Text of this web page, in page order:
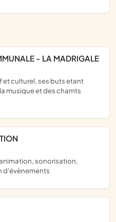
- LA MADRIGALE
musique et des chamts
d'évènements